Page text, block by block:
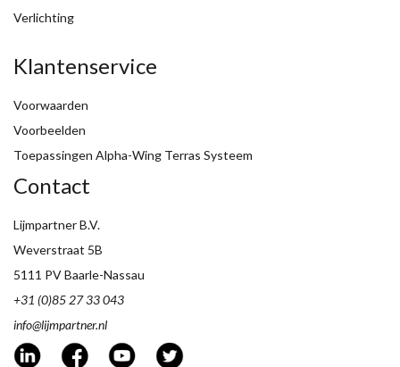
Verlichting
Klantenservice
Voorwaarden
Voorbeelden
Toepassingen Alpha-Wing Terras Systeem
Contact
Lijmpartner B.V.
Weverstraat 5B
5111 PV Baarle-Nassau
+31 (0)85 27 33 043
info@lijmpartner.nl